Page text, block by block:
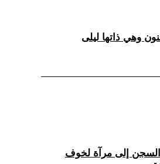
السجن إلى مرآة لخوف